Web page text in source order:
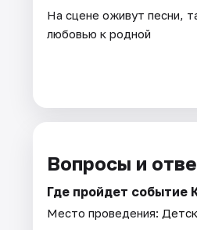
На сцене оживут песни,
любовью к родной
Вопросы и
Где пройдет событие
Место проведения: